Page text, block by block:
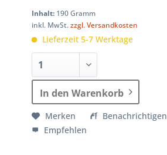
Inhalt: 190 Gramm
inkl. MwSt.zzgl. Versandkosten
Lieferzeit 5-7 Werktage
In den Warenkorb
Merken
Benachrichtigen
Empfehlen